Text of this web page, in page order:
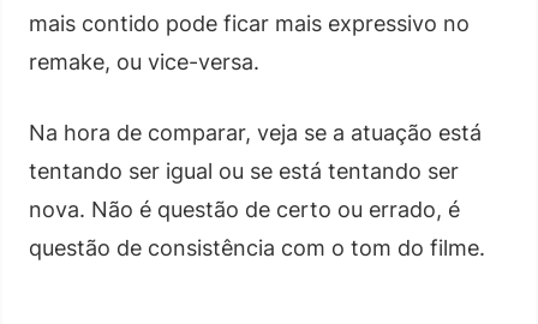
mais contido pode ficar mais expressivo no
remake, ou vice-versa.
Na hora de comparar, veja se a atuação está
tentando ser igual ou se está tentando ser
nova. Não é questão de certo ou errado, é
questão de consistência com o tom do filme.